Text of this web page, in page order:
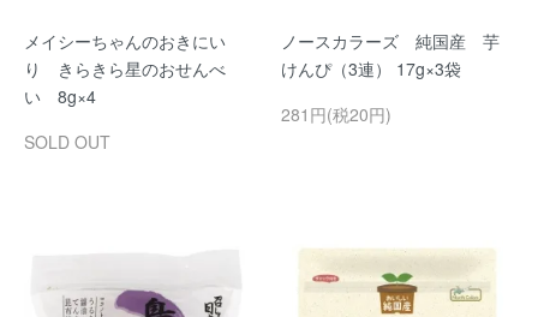
メイシーちゃんのおきにい
り きらきら星のおせんべ
い 8g×4
SOLD OUT
ノースカラーズ 純国産 芋
けんぴ（3連） 17g×3袋
281円(税20円)